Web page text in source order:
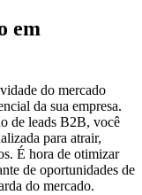
em
do mercado
da sua empresa.
de leads B2B, você
para atrair,
É hora de otimizar
de oportunidades de
do mercado.